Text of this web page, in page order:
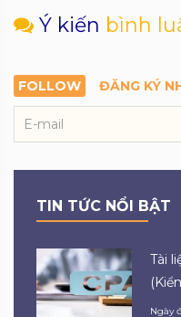
Ý kiến bình
FOLLOW ĐĂNG KÝ
TIN TỨC NỔI BẬT
Tài
Ngày